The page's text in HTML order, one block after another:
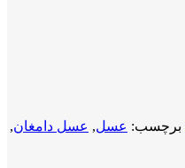
برچسب: عسل, عسل دامغان,